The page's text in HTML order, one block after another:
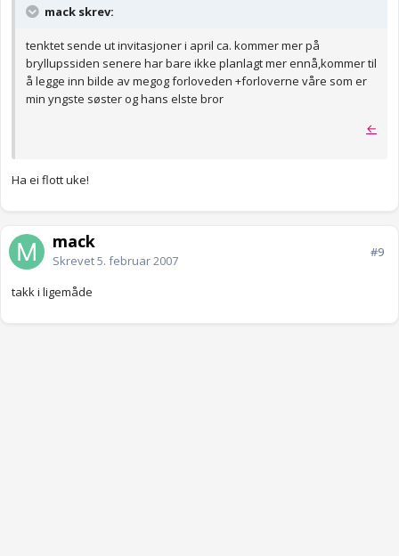
mack skrev:
tenktet sende ut invitasjoner i april ca. kommer mer på
bryllupssiden senere har bare ikke planlagt mer ennå,kommer til
å legge inn bilde av megog forloveden +forloverne våre som er
min yngste søster og hans elste bror
←
Ha ei flott uke!
mack
Skrevet5. februar 2007
#9
takk i ligemåde